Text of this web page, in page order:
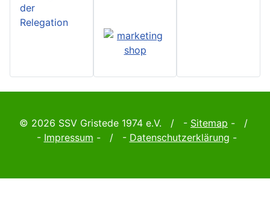
der
Relegation
© 2026 SSV Gristede 1974 e.V. / - Sitemap - /
- Impressum - / - Datenschutzerklärung -